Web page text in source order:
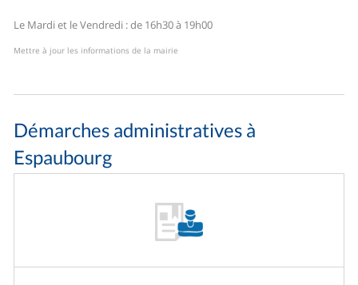
Le Mardi et le Vendredi : de 16h30 à 19h00
Mettre à jour les informations de la mairie
Démarches administratives à
Espaubourg